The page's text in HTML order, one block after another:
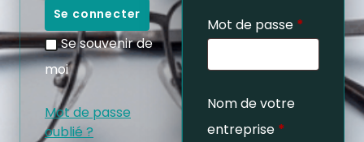
Se connecter
Se souvenir de
moi
Mot de passe
oublié ?
Mot de passe *
Nom de votre
entreprise *